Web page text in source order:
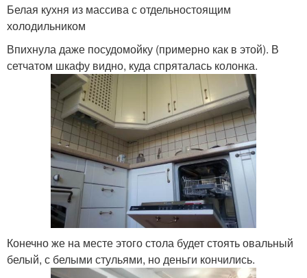
Белая кухня из массива с отдельностоящим
холодильником
Впихнула даже посудомойку (примерно как в этой). В
сетчатом шкафу видно, куда спряталась колонка.
Конечно же на месте этого стола будет стоять овальный
белый, с белыми стульями, но деньги кончились.